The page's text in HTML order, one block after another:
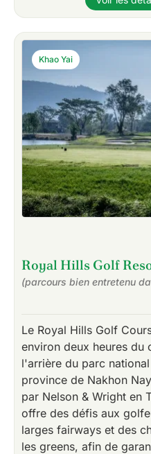
Royal Hills Golf
(parcours bien entretenu
Le Royal Hills Golf
environ deux heures du
l'arrière du parc
province de Nakhon
par Nelson & Wright en
offre des défis aux
larges fairways et des
les greens, afin de
Khao Yai